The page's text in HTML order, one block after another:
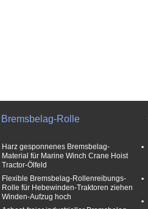
Bremsbelag-Rolle
Harz gesponnenes Bremsbelag-
Material für Marine Winch Crane Hoist
Tractor-Ölfeld
Flexible Bremsbelag-Rollenreibungs-
Rolle für Hebewinden-Traktoren ziehen
Winden-Aufzug hoch